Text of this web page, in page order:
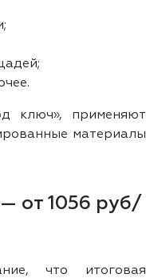
ключ», применяют
материалы
от 1056 руб/
что итоговая